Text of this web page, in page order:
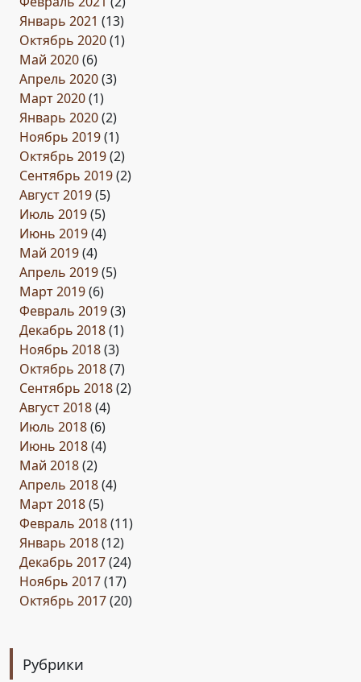
Январь 2021 (13)
Октябрь 2020(1)
Май 2020(6)
Апрель 2020(3)
Март 2020(1)
Январь 2020(2)
Ноябрь 2019(1)
Октябрь 2019(2)
Сентябрь 2019(2)
Август 2019(5)
Июль 2019(5)
Июнь 2019(4)
Май 2019(4)
Апрель 2019(5)
Март 2019(6)
Февраль 2019(3)
Декабрь 2018(1)
Ноябрь 2018(3)
Октябрь 2018(7)
Сентябрь 2018(2)
Август 2018(4)
Июль 2018(6)
Июнь 2018(4)
Май 2018(2)
Апрель 2018(4)
Март 2018(5)
Февраль 2018(11)
Январь 2018(12)
Декабрь 2017(24)
Ноябрь 2017(17)
Октябрь 2017(20)
Рубрики